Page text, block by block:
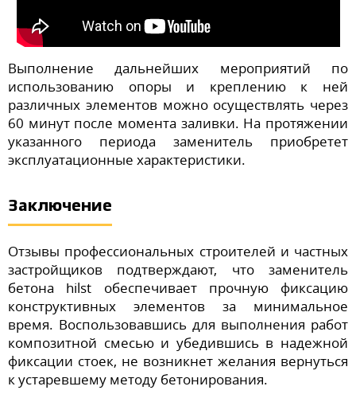
Выполнение дальнейших мероприятий по
использованию опоры и креплению к ней
различных элементов можно осуществлять через
60 минут после момента заливки. На протяжении
указанного периода заменитель приобретет
эксплуатационные характеристики.
Заключение
Отзывы профессиональных строителей и частных
застройщиков подтверждают, что заменитель
бетона hilst обеспечивает прочную фиксацию
конструктивных элементов за минимальное
время. Воспользовавшись для выполнения работ
композитной смесью и убедившись в надежной
фиксации стоек, не возникнет желания вернуться
к устаревшему методу бетонирования.